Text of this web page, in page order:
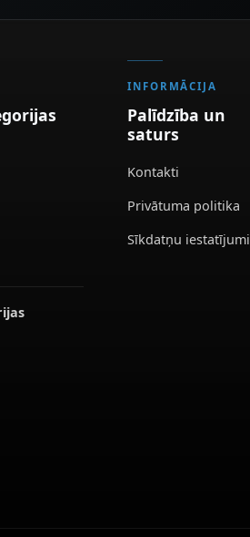
INFORMĀCIJA
Palīdzība un
saturs
Kontakti
Privātuma politika
Sīkdatņu iestatījumi